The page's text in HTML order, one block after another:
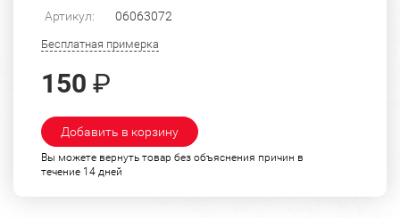
Артикул: 06063072
Бесплатная примерка
150 ₽
Добавить в корзину
Вы можете вернуть товар без объяснения причин в
течение 14 дней